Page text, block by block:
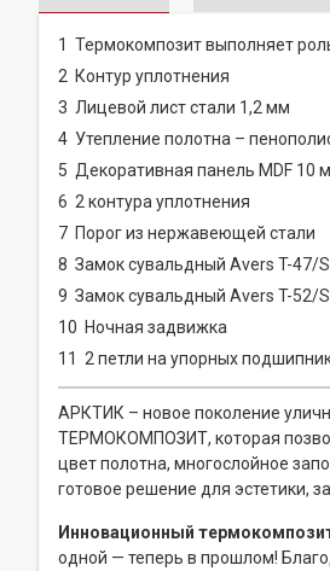
1 Термокомпозит выполняет
2 Контур уплотнения
3 Лицевой лист стали 1,2 мм
4 Утепление полотна –
5 Декоративная панель MDF 10
6 2 контура уплотнения
7 Порог из нержавеющей стали
8 Замок сувальдный Avers T-47/
9 Замок сувальдный Avers T-52/
10 Ночная задвижка
11
2 петли на упорных
АРКТИК – новое поколение
ТЕРМОКОМПОЗИТ, которая
цвет полотна, многослойное
готовое решение для эстетики,
Инновационный
одной — теперь в прошлом!